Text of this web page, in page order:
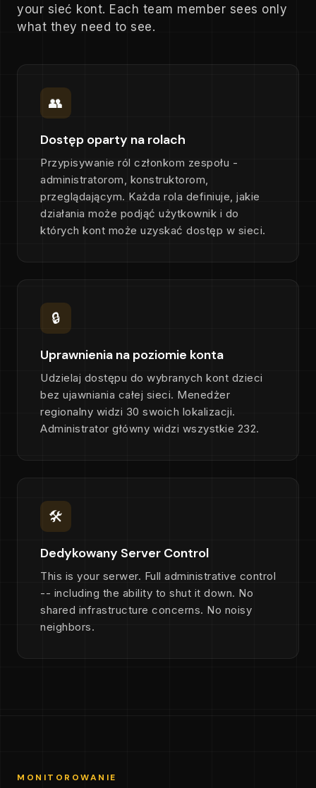
your sieć kont. Each team member sees only
what they need to see.
👥
Dostęp oparty na rolach
Przypisywanie ról członkom zespołu -
administratorom, konstruktorom,
przeglądającym. Każda rola definiuje, jakie
działania może podjąć użytkownik i do
których kont może uzyskać dostęp w sieci.
🔒
Uprawnienia na poziomie konta
Udzielaj dostępu do wybranych kont dzieci
bez ujawniania całej sieci. Menedżer
regionalny widzi 30 swoich lokalizacji.
Administrator główny widzi wszystkie 232.
🛠
Dedykowany Server Control
This is your serwer. Full administrative control
-- including the ability to shut it down. No
shared infrastructure concerns. No noisy
neighbors.
MONITOROWANIE